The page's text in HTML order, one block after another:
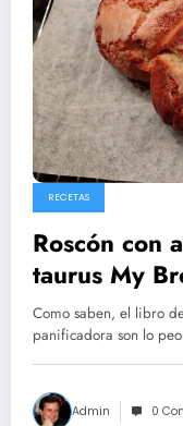
RECETAS
Roscón con
taurus My
Como saben, el libro
panificadora son lo
Admin 0